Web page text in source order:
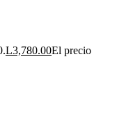
L3,780.00El precio